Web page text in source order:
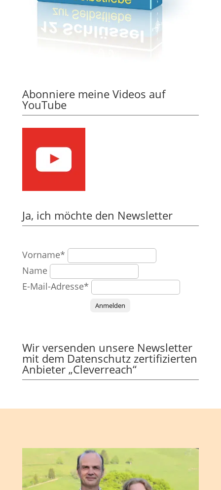
Abonniere meine Videos auf
YouTube
Ja, ich möchte den Newsletter
Vorname*
Name
E-Mail-Adresse*
Anmelden
Wir versenden unsere Newsletter
mit dem Datenschutz zertifizierten
Anbieter „Cleverreach“